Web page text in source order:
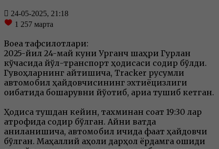
24-05-2025, 21:18
1 257 марта
Воқеа тафсилотлари:
2025-йил 24-май куни Урганч шаҳри Гурлан
кўчасида йўл-транспорт ҳодисаси содир бўлди.
Гувоҳларнинг айтишича, Tracker русумли
автомобил ҳайдовчисининг эхтиёцизлиги
оқибатида бошқарувни йўқотиб, ариққа тушиб кетган.
Ҳодиса тушдан кейин, тахминан соат 19:30 лар
атрофида содир бўлган. Айни вақтда
аниқланишича, автомобил ичида фақат ҳайдовчи
бўлган. Маҳаллий аҳоли дарҳол ёрдамга ошиқди